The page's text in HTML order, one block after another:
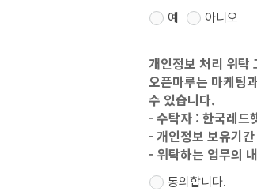
예 아니오
개인정보 처리 위탁
오픈마루는 마케팅
수 있습니다.
- 수탁자 : 한국레드
- 개인정보 보유기
- 위탁하는 업무의
동의합니다.